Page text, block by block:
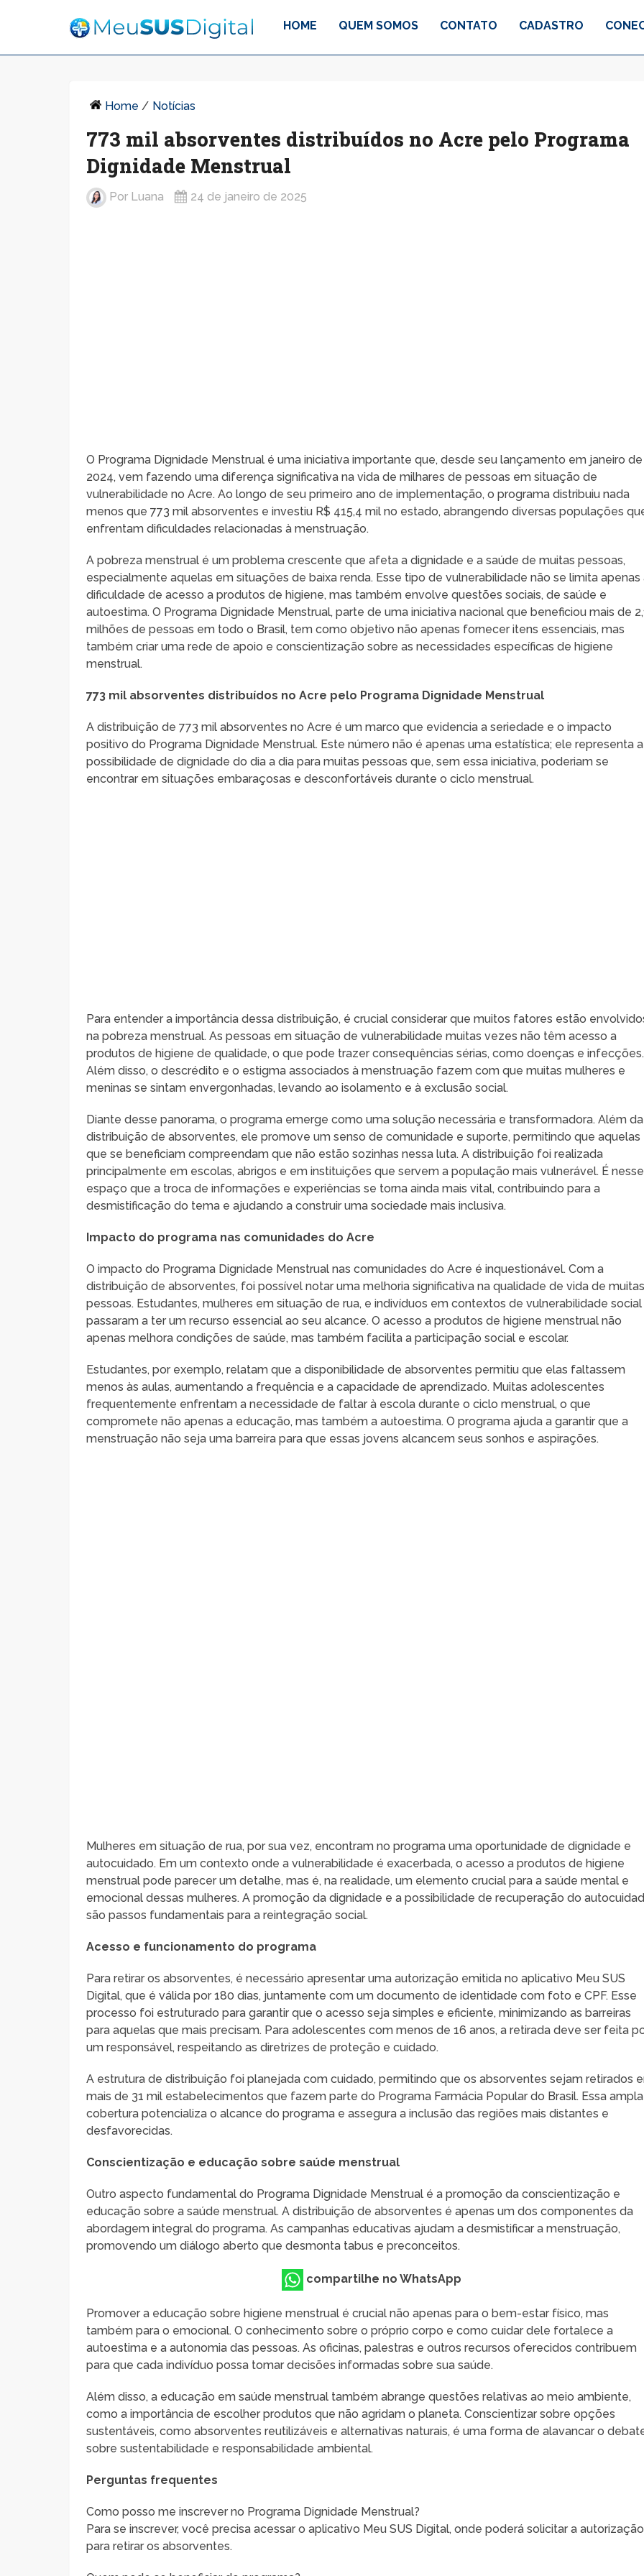
HOME QUEM SOMOS CONTATO CADASTRO
Home / Notícias
773 mil absorventes distribuídos no Acre pelo Programa
Dignidade Menstrual
Por Luana 24 de janeiro de 2025
O Programa Dignidade Menstrual é uma iniciativa importante que, desde seu lançamento em janeiro de
2024, vem fazendo uma diferença significativa na vida de milhares de pessoas em situação de
vulnerabilidade no Acre. Ao longo de seu primeiro ano de implementação, o programa distribuiu nada
menos que 773 mil absorventes e investiu R$ 415,4 mil no estado, abrangendo diversas populações
enfrentam dificuldades relacionadas à menstruação.
A pobreza menstrual é um problema crescente que afeta a dignidade e a saúde de muitas pessoas,
especialmente aquelas em situações de baixa renda. Esse tipo de vulnerabilidade não se limita apenas
dificuldade de acesso a produtos de higiene, mas também envolve questões sociais, de saúde e
autoestima. O Programa Dignidade Menstrual, parte de uma iniciativa nacional que beneficiou mais de
milhões de pessoas em todo o Brasil, tem como objetivo não apenas fornecer itens essenciais, mas
também criar uma rede de apoio e conscientização sobre as necessidades específicas de higiene
menstrual.
773 mil absorventes distribuídos no Acre pelo Programa Dignidade Menstrual
A distribuição de 773 mil absorventes no Acre é um marco que evidencia a seriedade e o impacto
positivo do Programa Dignidade Menstrual. Este número não é apenas uma estatística; ele representa a
possibilidade de dignidade do dia a dia para muitas pessoas que, sem essa iniciativa, poderiam se
encontrar em situações embaraçosas e desconfortáveis durante o ciclo menstrual.
Para entender a importância dessa distribuição, é crucial considerar que muitos fatores estão
na pobreza menstrual. As pessoas em situação de vulnerabilidade muitas vezes não têm acesso a
produtos de higiene de qualidade, o que pode trazer consequências sérias, como doenças e infecções.
Além disso, o descrédito e o estigma associados à menstruação fazem com que muitas mulheres e
meninas se sintam envergonhadas, levando ao isolamento e à exclusão social.
Diante desse panorama, o programa emerge como uma solução necessária e transformadora. Além da
distribuição de absorventes, ele promove um senso de comunidade e suporte, permitindo que aquelas
que se beneficiam compreendam que não estão sozinhas nessa luta. A distribuição foi realizada
principalmente em escolas, abrigos e em instituições que servem a população mais vulnerável. É nesse
espaço que a troca de informações e experiências se torna ainda mais vital, contribuindo para a
desmistificação do tema e ajudando a construir uma sociedade mais inclusiva.
Impacto do programa nas comunidades do Acre
O impacto do Programa Dignidade Menstrual nas comunidades do Acre é inquestionável. Com a
distribuição de absorventes, foi possível notar uma melhoria significativa na qualidade de vida de
pessoas. Estudantes, mulheres em situação de rua, e indivíduos em contextos de vulnerabilidade social
passaram a ter um recurso essencial ao seu alcance. O acesso a produtos de higiene menstrual não
apenas melhora condições de saúde, mas também facilita a participação social e escolar.
Estudantes, por exemplo, relatam que a disponibilidade de absorventes permitiu que elas faltassem
menos às aulas, aumentando a frequência e a capacidade de aprendizado. Muitas adolescentes
frequentemente enfrentam a necessidade de faltar à escola durante o ciclo menstrual, o que
compromete não apenas a educação, mas também a autoestima. O programa ajuda a garantir que a
menstruação não seja uma barreira para que essas jovens alcancem seus sonhos e aspirações.
Mulheres em situação de rua, por sua vez, encontram no programa uma oportunidade de dignidade e
autocuidado. Em um contexto onde a vulnerabilidade é exacerbada, o acesso a produtos de higiene
menstrual pode parecer um detalhe, mas é, na realidade, um elemento crucial para a saúde mental e
emocional dessas mulheres. A promoção da dignidade e a possibilidade de recuperação do
são passos fundamentais para a reintegração social.
Acesso e funcionamento do programa
Para retirar os absorventes, é necessário apresentar uma autorização emitida no aplicativo Meu SUS
Digital, que é válida por 180 dias, juntamente com um documento de identidade com foto e CPF. Esse
processo foi estruturado para garantir que o acesso seja simples e eficiente, minimizando as barreiras
para aquelas que mais precisam. Para adolescentes com menos de 16 anos, a retirada deve ser feita
um responsável, respeitando as diretrizes de proteção e cuidado.
A estrutura de distribuição foi planejada com cuidado, permitindo que os absorventes sejam retirados
mais de 31 mil estabelecimentos que fazem parte do Programa Farmácia Popular do Brasil. Essa ampla
cobertura potencializa o alcance do programa e assegura a inclusão das regiões mais distantes e
desfavorecidas.
Conscientização e educação sobre saúde menstrual
Outro aspecto fundamental do Programa Dignidade Menstrual é a promoção da conscientização e
educação sobre a saúde menstrual. A distribuição de absorventes é apenas um dos componentes da
abordagem integral do programa. As campanhas educativas ajudam a desmistificar a menstruação,
promovendo um diálogo aberto que desmonta tabus e preconceitos.
compartilhe no WhatsApp
Promover a educação sobre higiene menstrual é crucial não apenas para o bem-estar físico, mas
também para o emocional. O conhecimento sobre o próprio corpo e como cuidar dele fortalece a
autoestima e a autonomia das pessoas. As oficinas, palestras e outros recursos oferecidos contribuem
para que cada indivíduo possa tomar decisões informadas sobre sua saúde.
Além disso, a educação em saúde menstrual também abrange questões relativas ao meio ambiente,
como a importância de escolher produtos que não agridam o planeta. Conscientizar sobre opções
sustentáveis, como absorventes reutilizáveis e alternativas naturais, é uma forma de alavancar o
sobre sustentabilidade e responsabilidade ambiental.
Perguntas frequentes
Como posso me inscrever no Programa Dignidade Menstrual?
Para se inscrever, você precisa acessar o aplicativo Meu SUS Digital, onde poderá solicitar a autorização
para retirar os absorventes.